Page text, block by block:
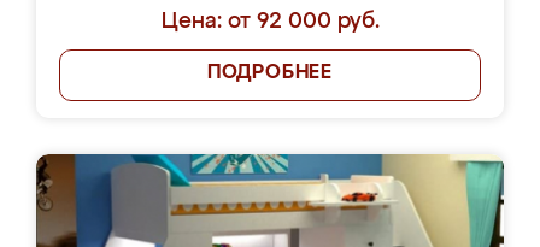
Цена: от 92 000 руб.
ПОДРОБНЕЕ